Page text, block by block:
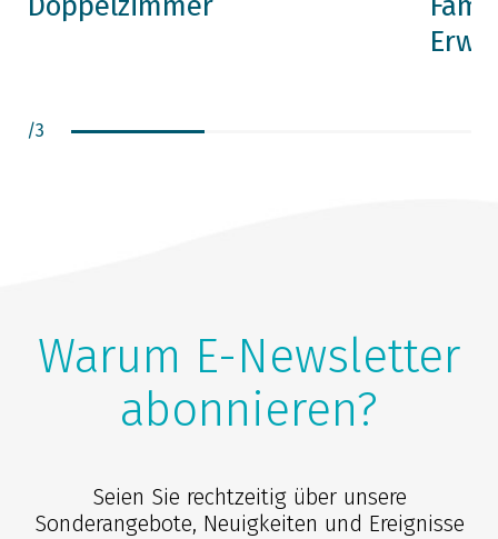
/3
Warum E-Newsletter
abonnieren?
Seien Sie rechtzeitig über unsere
Sonderangebote, Neuigkeiten und Ereignisse